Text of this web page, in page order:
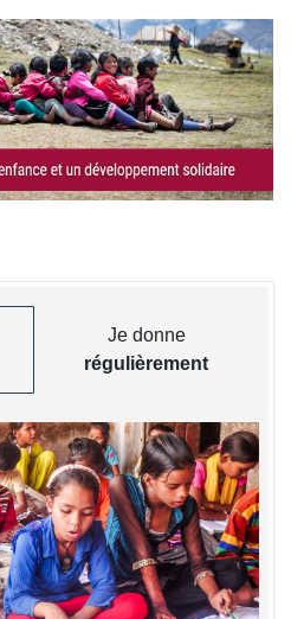
Je donne
régulièrement